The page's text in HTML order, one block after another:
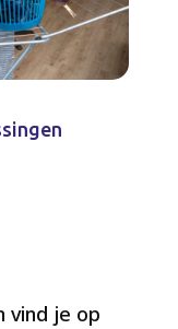
vind je op